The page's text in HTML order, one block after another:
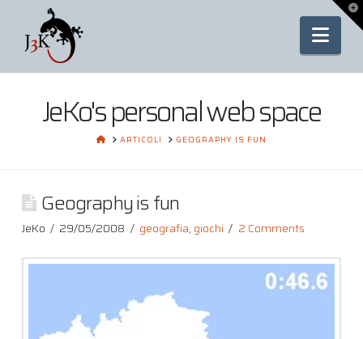
JeKo's personal web space
HOMEARTICOLI GEOGRAPHY IS FUN
Geography is fun
JeKo 29/05/2008 geografia, giochi 2 Comments